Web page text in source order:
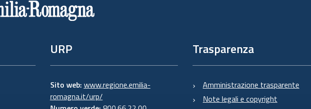
URP
Sito web: www.regione.emilia-
romagna.it/urp/
Trasparenza
Amministrazione trasparente
Note legali e copyright